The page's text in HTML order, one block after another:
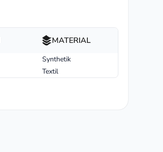
MATERIAL
Synthetik
Textil